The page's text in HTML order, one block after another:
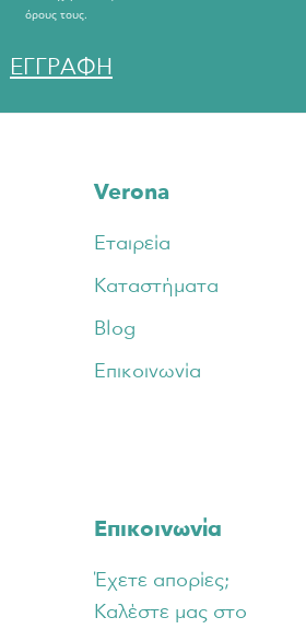
όρους τους.
ΕΓΓΡΑΦΗ
Verona
Εταιρεία
Καταστήματα
Blog
Επικοινωνία
Επικοινωνία
Έχετε απορίες;
Καλέστε μας στο